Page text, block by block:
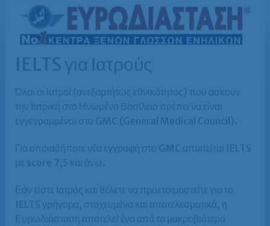
IELTS για Ιατρούς
Όλοι οι Ιατροί (ανεξαρτήτως εθνικότητος) που ασκούν
την Ιατρική στο Ηνωμένο Βασίλειο πρέπει να είναι
εγγεγραμμένοι στο GMC (General Medical Council).
Για οποιαδήποτε νέα εγγραφή στο GMC απαιτείται IELTS
με score 7,5 και άνω.
Εάν είστε Ιατρός και θέλετε να προετοιμαστείτε για το
IELTS γρήγορα, στοχευμένα και αποτελεσματικά, η
Ευρωδιάσταση αποτελεί ένα από τα μακροβιότερα